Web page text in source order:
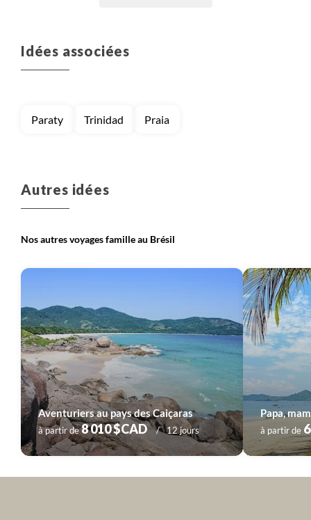
Voyage
Rio et Costa Verde
Idées associées
Paraty Trinidad Praia
Autres idées
Nos autres voyages famille au Brésil
Aventuriers au pays des Caiçaras
à partir de8 010 $CAD 12 jours
Papa,
à partir de